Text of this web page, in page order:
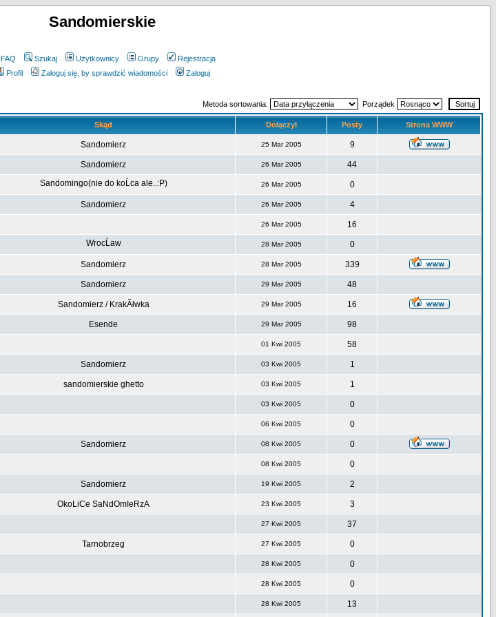
Sandomierskie
FAQ Szukaj Użytkownicy Grupy
Rejestracja
Profil
Zaloguj się, by sprawdzić wiadomości Zaloguj
Metoda sortowania: Porządek
Skąd Dołączył Posty Strona WWW
Sandomierz 25 Mar 2005 9
Sandomierz 26 Mar 2005 44
Sandomingo(nie do koĹca ale..:P) 26 Mar 2005 0
Sandomierz 26 Mar 2005 4
26 Mar 2005 16
WrocĹaw 28 Mar 2005 0
Sandomierz 28 Mar 2005 339
Sandomierz 29 Mar 2005 48
Sandomierz / KrakĂłwka 29 Mar 2005 16
Esende 29 Mar 2005 98
01 Kwi 2005 58
Sandomierz 03 Kwi 2005 1
sandomierskie ghetto 03 Kwi 2005 1
03 Kwi 2005 0
06 Kwi 2005 0
Sandomierz 08 Kwi 2005 0
08 Kwi 2005 0
Sandomierz 19 Kwi 2005 2
OkoLiCe SaNdOmIeRzA 23 Kwi 2005 3
27 Kwi 2005 37
Tarnobrzeg 27 Kwi 2005 0
28 Kwi 2005 0
28 Kwi 2005 0
28 Kwi 2005 13